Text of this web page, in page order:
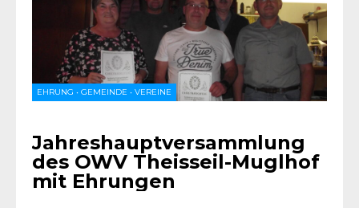
EHRUNG • GEMEINDE • VEREINE
Jahreshauptversammlung
des OWV Theisseil-Muglhof
mit Ehrungen